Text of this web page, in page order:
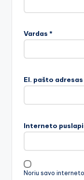
Vardas *
El. pašto adresas
Interneto
Noriu savo